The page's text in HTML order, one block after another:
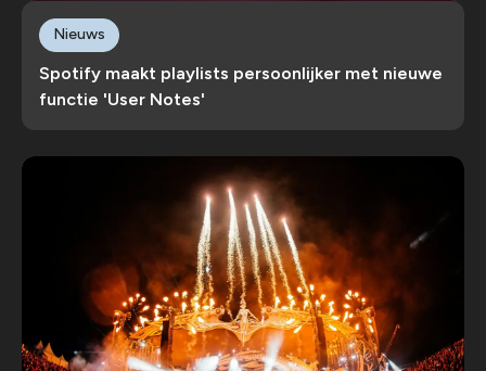
Spotify maakt playlists persoonlijker met nieuwe
functie 'User Notes'
Nieuws